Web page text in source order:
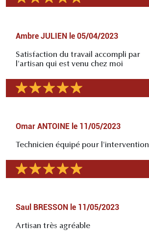
Ambre JULIEN le 05/04/2023
Satisfaction du travail accompli par
l'artisan qui est venu chez moi
Omar ANTOINE le 11/05/2023
Technicien équipé pour l'intervention
Saul BRESSON le 11/05/2023
Artisan très agréable